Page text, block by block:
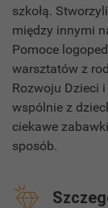
szkołą.
między innymi
Pomoce
warsztatów z
Rozwoju Dzieci
wspólnie z
ciekawe
sposób.